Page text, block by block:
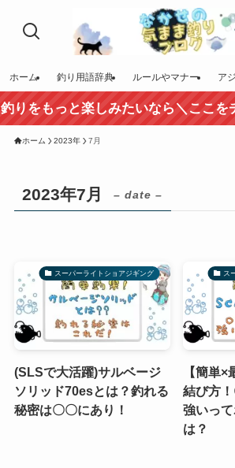
ホーム 釣り用語辞典 ルールやマナー ア
りをもっと楽しみたいなら＼ここを
ホーム 2023年 7月
2023年7月 – date –
スーパーライトショアジギング
(SLSで大活躍)サルベージ
ソリッド70esとは？釣れる
秘密は〇〇にあり！
ス
【簡単
結び方
強いっ
は？